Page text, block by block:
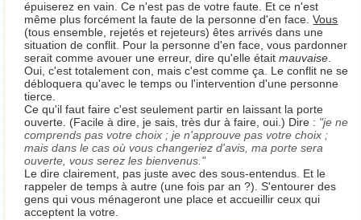
épuiserez en vain. Ce n'est pas de votre faute. Et ce n'est
même plus forcément la faute de la personne d'en face.Vous
(tous ensemble, rejetés et rejeteurs) êtes arrivés dans une
situation de conflit. Pour la personne d'en face, vous pardonner
serait comme avouer une erreur, dire qu'elle étaitmauvaise.
Oui, c'est totalement con, mais c'est comme ça. Le conflit ne se
débloquera qu'avec le temps ou l'intervention d'une personne
tierce.
Ce qu'il faut faire c'est seulement partir en laissant la porte
ouverte. (Facile à dire, je sais, très dur à faire, oui.) Dire :
je ne
comprends pas votre choix ; je n'approuve pas votre choix ;
mais dans le cas où vous changeriez d'avis, ma porte sera
ouverte, vous serez les bienvenus.
Le dire clairement, pas juste avec des sous-entendus. Et le
rappeler de temps à autre (une fois par an ?). S'entourer des
gens qui vous ménageront une place et accueillir ceux qui
acceptent la votre.